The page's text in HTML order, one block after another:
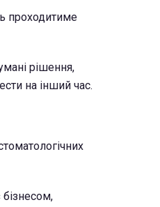
проходитиме
рішення,
на інший час.